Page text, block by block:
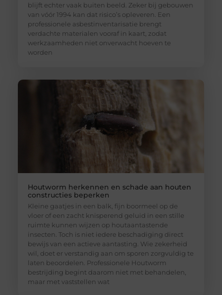
blijft echter vaak buiten beeld. Zeker bij gebouwen
van vóór 1994 kan dat risico’s opleveren. Een
professionele asbestinventarisatie brengt
verdachte materialen vooraf in kaart, zodat
werkzaamheden niet onverwacht hoeven te
worden
Houtworm herkennen en schade aan houten
constructies beperken
Kleine gaatjes in een balk, fijn boormeel op de
vloer of een zacht knisperend geluid in een stille
ruimte kunnen wijzen op houtaantastende
insecten. Toch is niet iedere beschadiging direct
bewijs van een actieve aantasting. Wie zekerheid
wil, doet er verstandig aan om sporen zorgvuldig te
laten beoordelen. Professionele Houtworm
bestrijding begint daarom niet met behandelen,
maar met vaststellen wat